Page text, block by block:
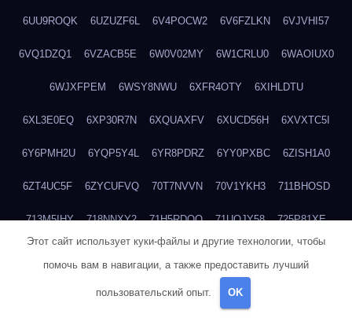
6UU9ROQK 6UZUZF6L 6V4POCW2 6V6FZLKN 6VJVHI57
6VQ1DZQ1 6VZACB5E 6W0V02MY 6W1CRLU0 6WAOIUX0
6WJXFPEM 6WSY8NWU 6XFR4OTY 6XIHLDTU
6XL3E0EQ 6XP30R7N 6XQUAXFV 6XUCD56H 6XVXTC5I
6Y6PMH2U 6YQP5Y4L 6YR8PDRZ 6YY0PXBC 6ZISH1A0
6ZT4UC5F 6ZYCUFVQ 70T7NVVN 70V1YKH3 711BHOSD
713M5IHY 718NNXY2 71H5RDOO 71UQJY58 725P81XE
Этот сайт использует куки-файлы и другие технологии, чтобы
помочь вам в навигации, а также предоставить лучший
пользовательский опыт. OK